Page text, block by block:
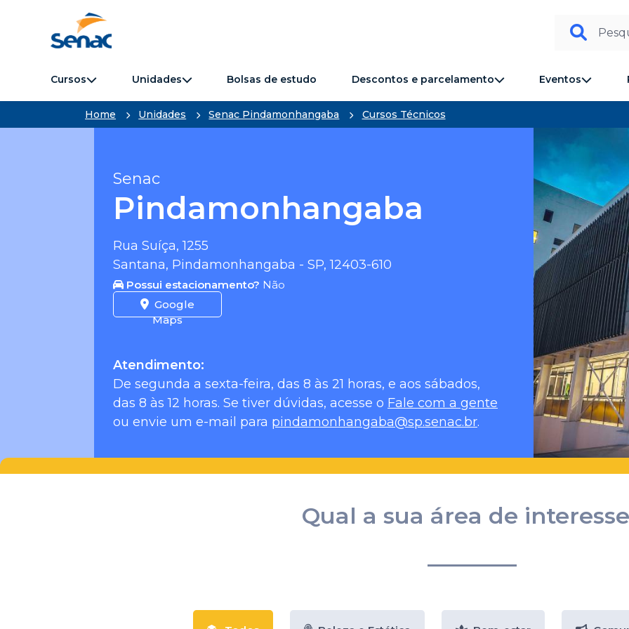
Cursos Unidades Bolsas de estudo Descontos e parcelamento Eventos
Home Unidades Senac Pindamonhangaba Cursos Técnicos
Senac
Pindamonhangaba
Rua Suíça, 1255
Santana, Pindamonhangaba - SP, 12403-610
Possui estacionamento? Não
Google
Maps
Atendimento:
De segunda a sexta-feira, das 8 às 21 horas, e aos sábados,
das 8 às 12 horas. Se tiver dúvidas, acesse o Fale com a gente
ou envie um e-mail para pindamonhangaba@sp.senac.br.
Qual a sua área de